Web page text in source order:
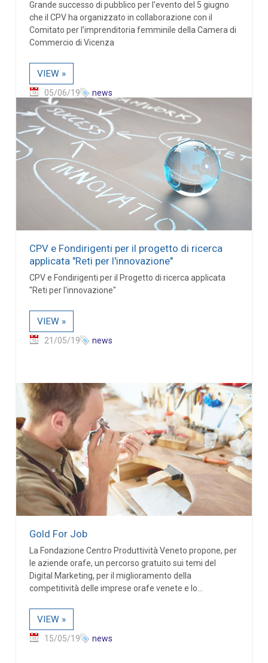
Grande successo di pubblico per l'evento del 5 giugno
che il CPV ha organizzato in collaborazione con il
Comitato per l’imprenditoria femminile della Camera di
Commercio di Vicenza
VIEW »
05/06/19 news
CPV e Fondirigenti per il progetto di ricerca
applicata "Reti per l'innovazione"
CPV e Fondirigenti per il Progetto di ricerca applicata
"Reti per l'innovazione"
VIEW »
21/05/19 news
Gold For Job
La Fondazione Centro Produttività Veneto propone, per
le aziende orafe, un percorso gratuito sui temi del
Digital Marketing, per il miglioramento della
competitività delle imprese orafe venete e lo...
VIEW »
15/05/19 news